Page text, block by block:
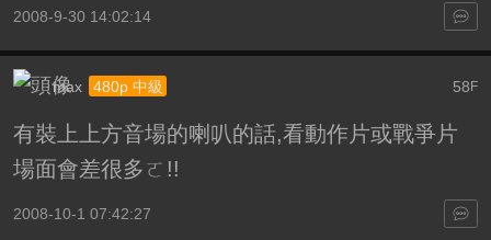
2008-9-30 14:02:14
58F
max 480p 中級
有裝上上方音場的喇叭的話,看動作片或戰爭片
場面會差很多ㄛ!!
2008-10-1 07:42:27